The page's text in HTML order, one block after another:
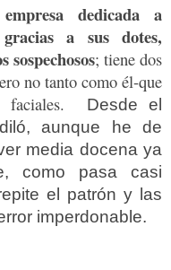
dedicada a
a sus dotes,
; tiene dos
no tanto como él-que
faciales.
Desde el
aunque he de
media docena ya
como pasa casi
el patrón y las
imperdonable.